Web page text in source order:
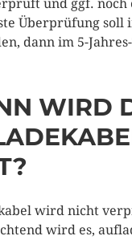
und ggf.
Überprüfung soll
dann im 5-
WIRD
wird nicht
wird es,